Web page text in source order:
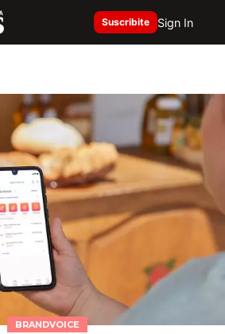
Suscribite Sign In
BRANDVOICE